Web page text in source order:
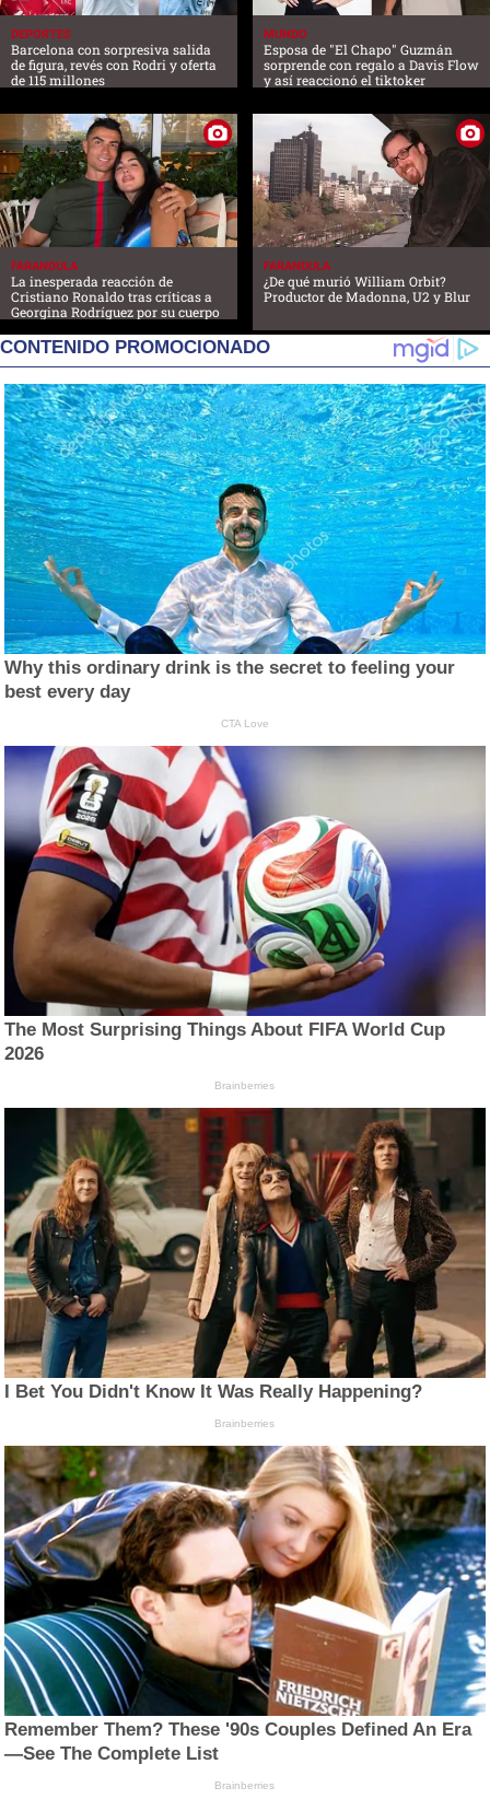
DEPORTES
Barcelona con sorpresiva salida
de figura, revés con Rodri y oferta
de 115 millones
MUNDO
Esposa de "El Chapo" Guzmán
sorprende con regalo a Davis Flow
y así reaccionó el tiktoker
FARANDULA
La inesperada reacción de
Cristiano Ronaldo tras críticas a
Georgina Rodríguez por su cuerpo
FARANDULA
¿De qué murió William Orbit?
Productor de Madonna, U2 y Blur
CONTENIDO PROMOCIONADO
Why this ordinary drink is the secret to feeling your
best every day
CTA Love
The Most Surprising Things About FIFA World Cup
2026
Brainberries
I Bet You Didn't Know It Was Really Happening?
Brainberries
Remember Them? These '90s Couples Defined An Era
—See The Complete List
Brainberries